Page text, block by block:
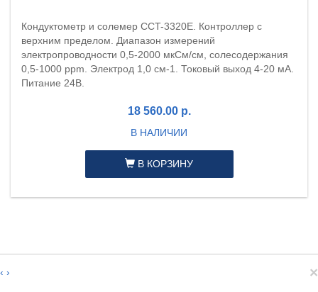
Кондуктометр и солемер CCT-3320E. Контроллер с
верхним пределом. Диапазон измерений
электропроводности 0,5-2000 мкСм/см, солесодержания
0,5-1000 ppm. Электрод 1,0 см-1. Токовый выход 4-20 мА.
Питание 24В.
18 560.00 р.
В НАЛИЧИИ
В КОРЗИНУ
‹ › ×